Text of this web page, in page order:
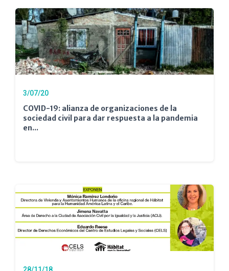
3/07/20
COVID-19: alianza de organizaciones de la
sociedad civil para dar respuesta a la pandemia
en...